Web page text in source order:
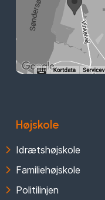
Højskole
Idrætshøjskole
Familiehøjskole
Politilinjen